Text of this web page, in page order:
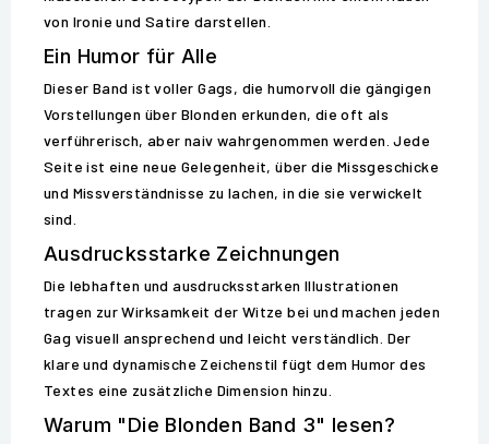
von Ironie und Satire darstellen.
Ein Humor für Alle
Dieser Band ist voller Gags, die humorvoll die gängigen
Vorstellungen über Blonden erkunden, die oft als
verführerisch, aber naiv wahrgenommen werden. Jede
Seite ist eine neue Gelegenheit, über die Missgeschicke
und Missverständnisse zu lachen, in die sie verwickelt
sind.
Ausdrucksstarke Zeichnungen
Die lebhaften und ausdrucksstarken Illustrationen
tragen zur Wirksamkeit der Witze bei und machen jeden
Gag visuell ansprechend und leicht verständlich. Der
klare und dynamische Zeichenstil fügt dem Humor des
Textes eine zusätzliche Dimension hinzu.
Warum "Die Blonden Band 3" lesen?